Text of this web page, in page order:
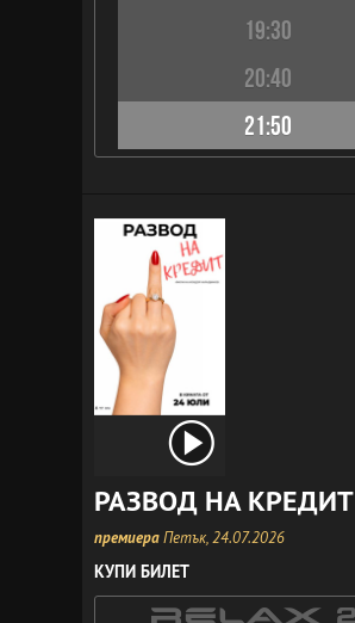
19:30
20:40
21:50
РАЗВОД НА КРЕДИТ
премиераПетък, 24.07.2026
КУПИ БИЛЕТ